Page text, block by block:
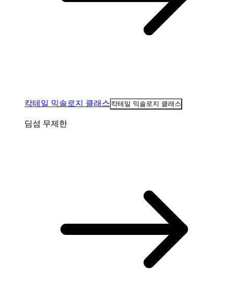
칵테일 믹솔로지 클래스 칵테일 믹솔로지 클래스
딤섬 무제한